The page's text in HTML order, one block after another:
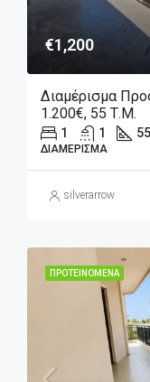
€1,200
Διαμέρισμα
1.200€, 55 Τ.μ.
1 1 55
ΔΙΑΜΈΡΙΣΜΑ
silverarrow
ΠΡΟΤΕΙΝΌΜΕΝΑ